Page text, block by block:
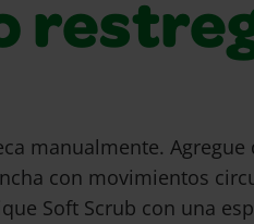
manualmente. Agregue
con movimientos
Soft Scrub con una